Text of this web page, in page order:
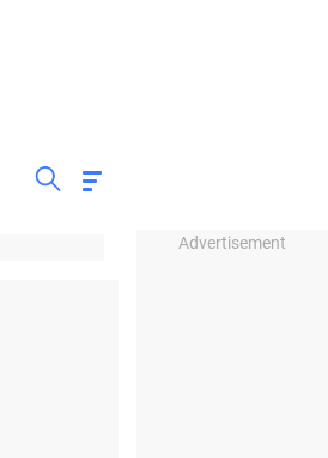
Advertisement